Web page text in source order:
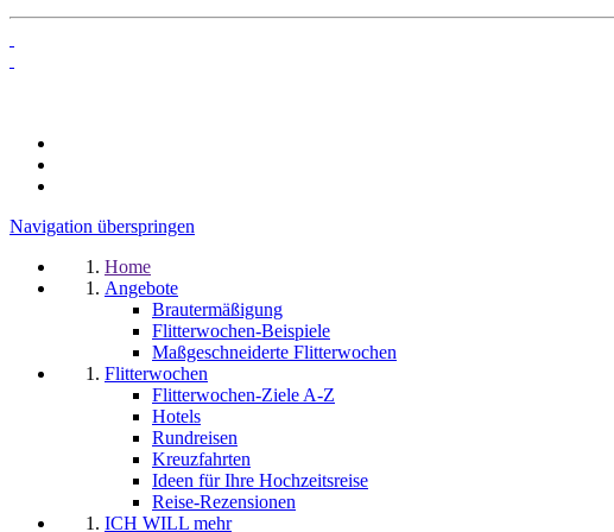
Navigation überspringen
Home
Angebote
Brautermäßigung
Flitterwochen-Beispiele
Maßgeschneiderte Flitterwochen
Flitterwochen
Flitterwochen-Ziele A-Z
Hotels
Rundreisen
Kreuzfahrten
Ideen für Ihre Hochzeitsreise
Reise-Rezensionen
ICH WILL mehr